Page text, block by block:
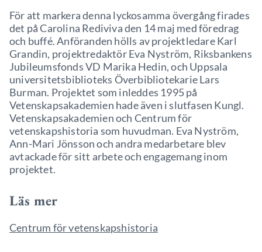
För att markera denna lyckosamma övergång firades
det på Carolina Rediviva den 14 maj med föredrag
och buffé. Anföranden hölls av projektledare Karl
Grandin, projektredaktör Eva Nyström, Riksbankens
Jubileumsfonds VD Marika Hedin, och Uppsala
universitetsbiblioteks Överbibliotekarie Lars
Burman. Projektet som inleddes 1995 på
Vetenskapsakademien hade även i slutfasen Kungl.
Vetenskapsakademien och Centrum för
vetenskapshistoria som huvudman. Eva Nyström,
Ann-Mari Jönsson och andra medarbetare blev
avtackade för sitt arbete och engagemang inom
projektet.
Läs mer
Centrum för vetenskapshistoria